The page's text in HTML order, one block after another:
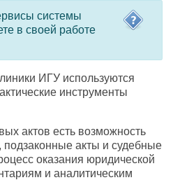
системы
в своей работе
ИГУ используются
инструменты
актов есть возможность
, подзаконные акты и судебные
оказания юридической
и аналитическим